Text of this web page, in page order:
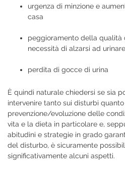
urgenza di minzione e
casa
peggioramento della qualità
necessità di alzarsi ad
perdita di gocce di urina
È quindi naturale chiedersi se sia
intervenire tanto sui disturbi
prevenzione/evoluzione delle
vita e la dieta in particolare e,
abitudini e strategie in grado
del disturbo, è sicuramente
significativamente alcuni aspetti.